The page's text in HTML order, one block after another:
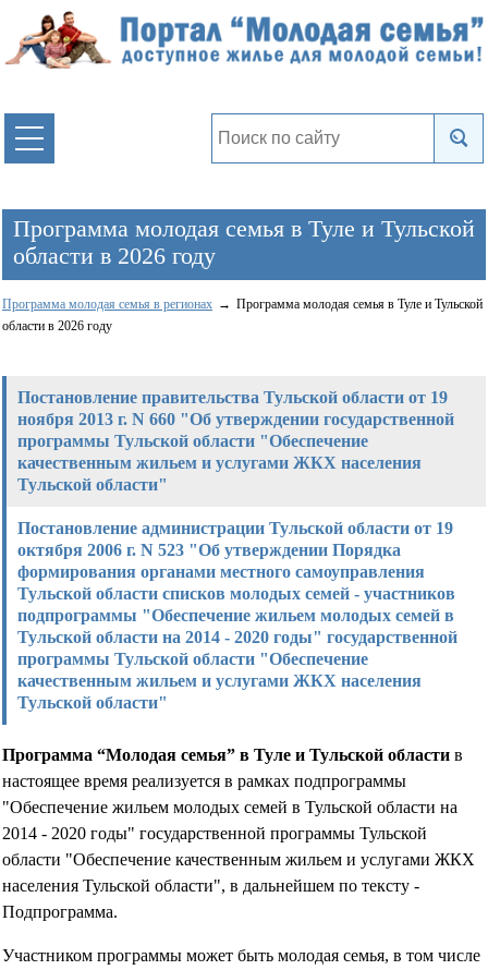
Программа молодая семья в Туле и Тульской
области в 2026 году
Программа молодая семья в регионах
Программа молодая семья в Туле и Тульской
области в 2026 году
Постановление правительства Тульской области от 19
ноября 2013 г. N 660 "Об утверждении государственной
программы Тульской области "Обеспечение
качественным жильем и услугами ЖКХ населения
Тульской области"
Постановление администрации Тульской области от 19
октября 2006 г. N 523 "Об утверждении Порядка
формирования органами местного самоуправления
Тульской области списков молодых семей - участников
подпрограммы "Обеспечение жильем молодых семей в
Тульской области на 2014 - 2020 годы" государственной
программы Тульской области "Обеспечение
качественным жильем и услугами ЖКХ населения
Тульской области"
Программа “Молодая семья” в Туле и Тульской области в
настоящее время реализуется в рамках подпрограммы
"Обеспечение жильем молодых семей в Тульской области на
2014 - 2020 годы" государственной программы Тульской
области "Обеспечение качественным жильем и услугами ЖКХ
населения Тульской области", в дальнейшем по тексту -
Подпрограмма.
Участником программы может быть молодая семья, в том числе